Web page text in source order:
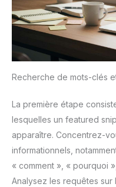
Recherche de mots-clés
La première étape
lesquelles un featured
apparaître. Concentrez-
informationnels,
« comment », « pourquoi
Analysez les requêtes